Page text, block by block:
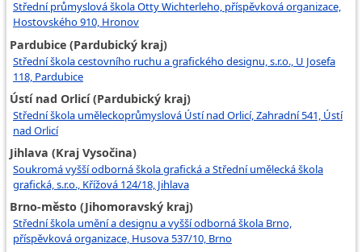
Střední průmyslová škola Otty Wichterleho, příspěvková organizace,
Hostovského 910, Hronov
Pardubice (Pardubický kraj)
Střední škola cestovního ruchu a grafického designu, s.r.o., U Josefa
118, Pardubice
Ústí nad Orlicí (Pardubický kraj)
Střední škola uměleckoprůmyslová Ústí nad Orlicí, Zahradní 541, Ústí
nad Orlicí
Jihlava (Kraj Vysočina)
Soukromá vyšší odborná škola grafická a Střední umělecká škola
grafická, s.r.o., Křížová 124/18, Jihlava
Brno-město (Jihomoravský kraj)
Střední škola umění a designu a vyšší odborná škola Brno,
příspěvková organizace, Husova 537/10, Brno